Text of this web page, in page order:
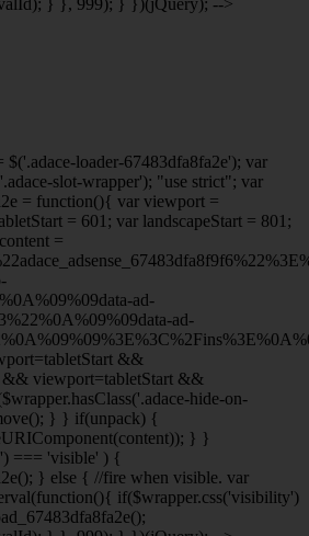
loader-67483dfa8fa2e'); var
slot-wrapper'); "use strict"; var
= function(){ var viewport =
= 601; var landscapeStart = 801;
=
ad-
ad-
=tabletStart &&
&& viewport=tabletStart &&
hide-on-
} } if(unpack) {
} }
=== 'visible' ) {
} else { //fire when visible. var
if($wrapper.css('visibility')